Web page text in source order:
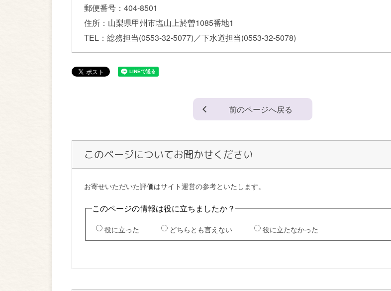
郵便番号： 404-8501
住所： 山梨県甲州市塩山上於曽1085番地1
TEL： 総務担当(0553-32-5077)／下水道担当(0553-32-5078)
前のページへ戻る
このページについてお聞かせください